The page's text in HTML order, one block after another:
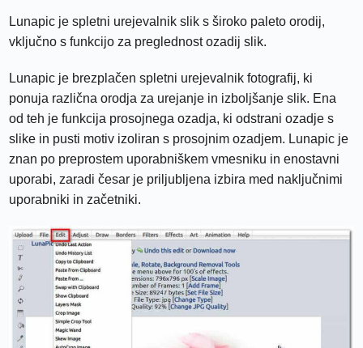
Lunapic je spletni urejevalnik slik s široko paleto orodij,
vključno s funkcijo za preglednost ozadij slik.
Lunapic je brezplačen spletni urejevalnik fotografij, ki
ponuja različna orodja za urejanje in izboljšanje slik. Ena
od teh je funkcija prosojnega ozadja, ki odstrani ozadje s
slike in pusti motiv izoliran s prosojnim ozadjem. Lunapic je
znan po preprostem uporabniškem vmesniku in enostavni
uporabi, zaradi česar je priljubljena izbira med naključnimi
uporabniki in začetniki.